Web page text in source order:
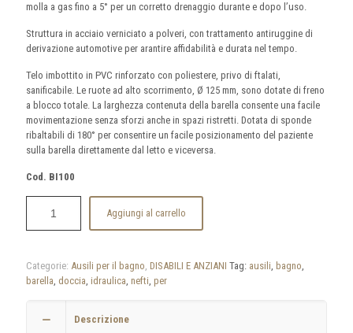
molla a gas fino a 5° per un corretto drenaggio durante e dopo l’uso.
Struttura in acciaio verniciato a polveri, con trattamento antiruggine di
derivazione automotive per arantire affidabilità e durata nel tempo.
Telo imbottito in PVC rinforzato con poliestere, privo di ftalati,
sanificabile. Le ruote ad alto scorrimento, Ø 125 mm, sono dotate di freno
a blocco totale. La larghezza contenuta della barella consente una facile
movimentazione senza sforzi anche in spazi ristretti. Dotata di sponde
ribaltabili di 180° per consentire un facile posizionamento del paziente
sulla barella direttamente dal letto e viceversa.
Cod. BI100
Aggiungi al carrello
Categorie: Ausili per il bagno, DISABILI E ANZIANI Tag: ausili, bagno,
barella, doccia, idraulica, nefti, per
Descrizione